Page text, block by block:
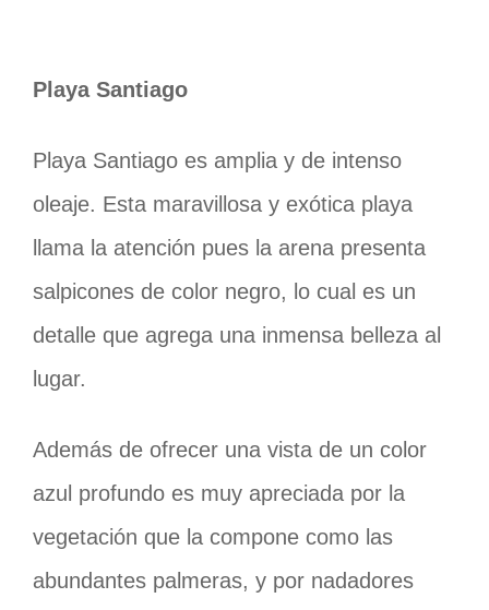
Playa Santiago
Playa Santiago es amplia y de intenso
oleaje. Esta maravillosa y exótica playa
llama la atención pues la arena presenta
salpicones de color negro, lo cual es un
detalle que agrega una inmensa belleza al
lugar.
Además de ofrecer una vista de un color
azul profundo es muy apreciada por la
vegetación que la compone como las
abundantes palmeras, y por nadadores